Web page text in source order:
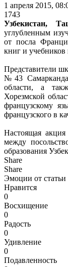
1 апреля 2015,
1743
Узбекистан,
углубленным
от посла
книг и учебников
Представители
№43
области, а
Хорезмской
французскому
французского в
Настоящая
между
образования
Share
Share
Эмоции от статьи
Нравится
0
Восхищение
0
Радость
0
Удивление
0
Подавленность